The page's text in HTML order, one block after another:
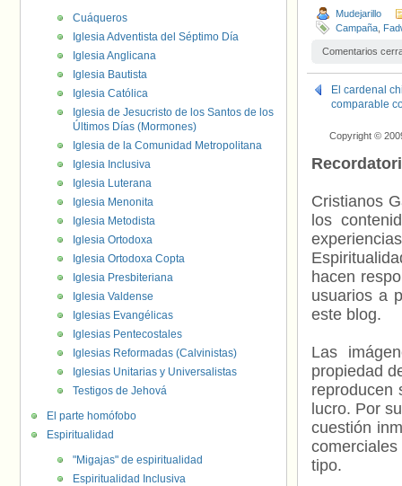
Mudejarillo
Campaña
Comentarios
El cardenal
comparable
Copyright ©
Cristianos
los
hacen
usuarios a
este blog.
Las
propiedad
reproducen
lucro. Por
cuestión
tipo.
Cuáqueros
Iglesia Adventista del Séptimo Día
Iglesia Anglicana
Iglesia Bautista
Iglesia Católica
Iglesia de Jesucristo de los Santos de los
Últimos Días (Mormones)
Iglesia de la Comunidad Metropolitana
Iglesia Inclusiva
Iglesia Luterana
Iglesia Menonita
Iglesia Metodista
Iglesia Ortodoxa
Iglesia Ortodoxa Copta
Iglesia Presbiteriana
Iglesia Valdense
Iglesias Evangélicas
Iglesias Pentecostales
Iglesias Reformadas (Calvinistas)
Iglesias Unitarias y Universalistas
Testigos de Jehová
El parte homófobo
Espiritualidad
"Migajas" de espiritualidad
Espiritualidad Inclusiva